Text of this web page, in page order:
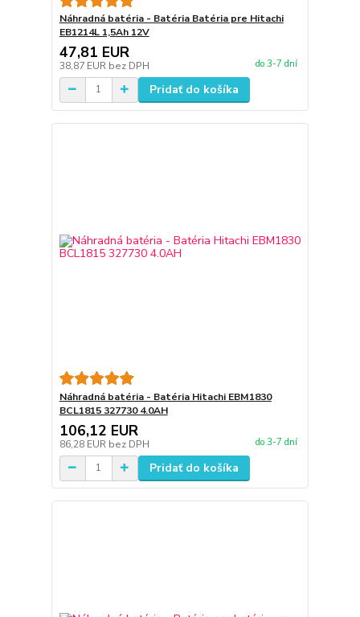
Náhradná batéria - Batéria Batéria pre Hitachi
EB1214L 1,5Ah 12V
47,81 EUR
38,87 EUR bez DPH do 3-7 dní
Pridať do košíka
Náhradná batéria - Batéria Hitachi EBM1830
BCL1815 327730 4.0AH
106,12 EUR
86,28 EUR bez DPH do 3-7 dní
Pridať do košíka